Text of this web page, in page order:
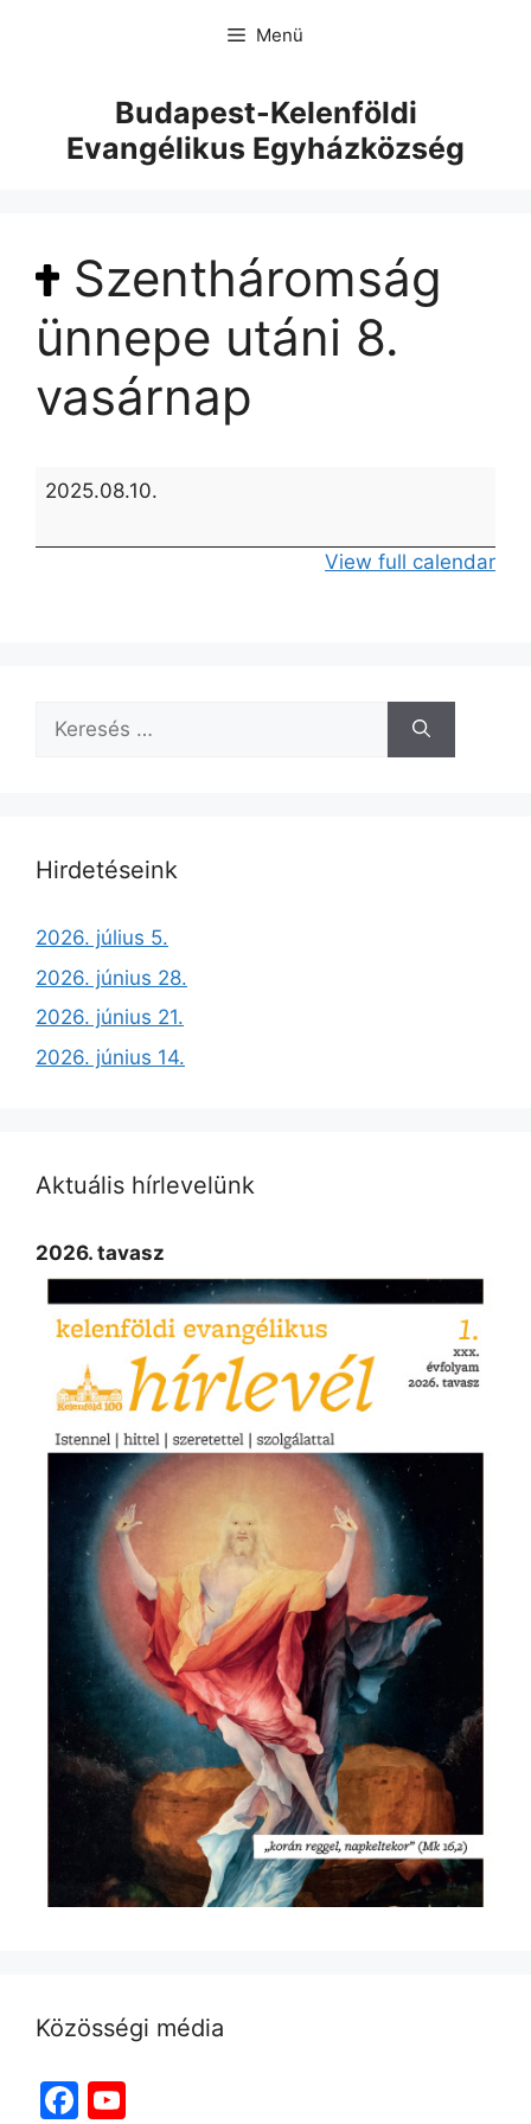
Menü
Budapest-Kelenföldi
Evangélikus Egyházközség
Szentháromság
ünnepe utáni 8.
vasárnap
2025.08.10.
View full calendar
Hirdetéseink
2026. július 5.
2026. június 28.
2026. június 21.
2026. június 14.
Aktuális hírlevelünk
2026. tavasz
Közösségi média
Facebook